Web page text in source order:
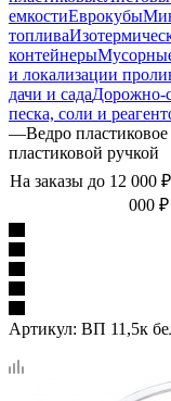
емкостиЕврокубы
топлива
контейнеры
и локализации
дачи и садаДорожно-
песка, соли и
—Ведро
пластиковой ручкой
На заказы до 12 000
000 ₽
Артикул: ВП 11,5к